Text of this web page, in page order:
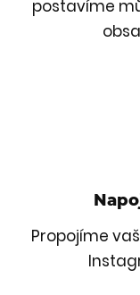
postavíme
Propojíme